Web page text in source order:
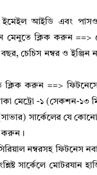
আইডি এবং
মেনুতে ক্লিক করুন ==>
চেচিস নম্বর ও ইঞ্জিন
ক্লিক করুন ==>
মেট্রো -১ (সেকশন-১৩
সার্কেলের যে
করুন।
নম্বরসহ ফিটনেস
সার্কেলে মোটরযান